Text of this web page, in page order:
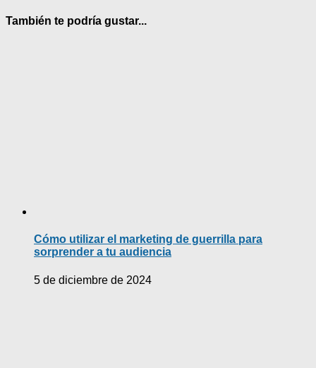
También te podría gustar...
Cómo utilizar el marketing de guerrilla para
sorprender a tu audiencia
5 de diciembre de 2024